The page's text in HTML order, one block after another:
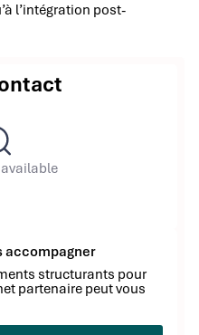
l’intégration post-
accompagner
structurants pour
partenaire peut vous